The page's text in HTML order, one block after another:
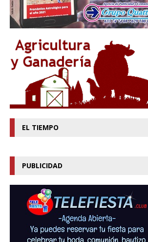
EL TIEMPO
PUBLICIDAD